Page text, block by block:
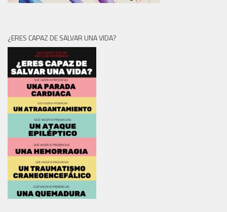
¿ERES CAPAZ DE SALVAR UNA VIDA?